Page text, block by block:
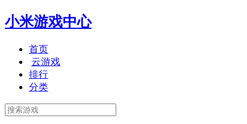
小米游戏中心
首页
云游戏
排行
分类